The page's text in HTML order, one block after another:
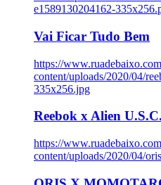
e1589130204162-
Vai Ficar Tudo Bem
https://
content/uploads/2020/04/
335x256.jpg
Reebok x Alien
https://
content/uploads/2020/04/